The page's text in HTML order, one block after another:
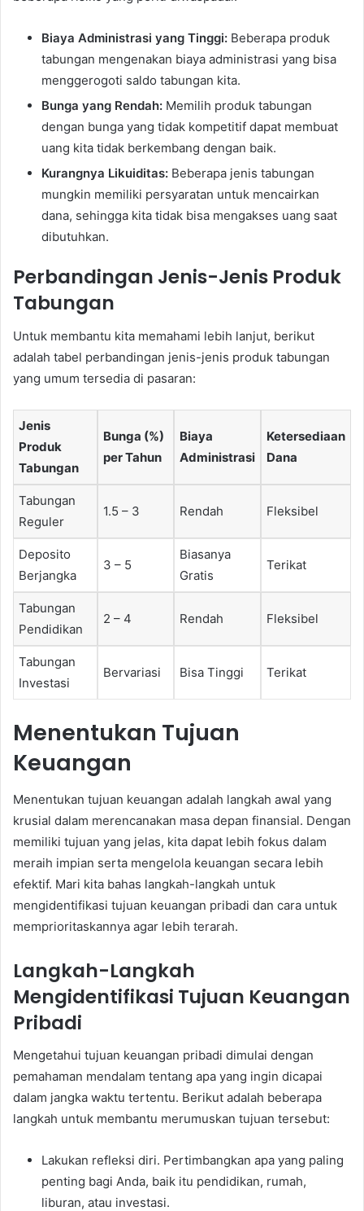
Biaya Administrasi yang Tinggi: Beberapa produk
tabungan mengenakan biaya administrasi yang bisa
menggerogoti saldo tabungan kita.
Bunga yang Rendah: Memilih produk tabungan
dengan bunga yang tidak kompetitif dapat membuat
uang kita tidak berkembang dengan baik.
Kurangnya Likuiditas: Beberapa jenis tabungan
mungkin memiliki persyaratan untuk mencairkan
dana, sehingga kita tidak bisa mengakses uang saat
dibutuhkan.
Perbandingan Jenis-Jenis Produk
Tabungan
Untuk membantu kita memahami lebih lanjut, berikut
adalah tabel perbandingan jenis-jenis produk tabungan
yang umum tersedia di pasaran:
Jenis
Produk
Tabungan
Bunga (%)
per Tahun
Biaya
Administrasi
Ketersediaan
Dana
Tabungan
Reguler
1.5 – 3 Rendah Fleksibel
Deposito
Berjangka
3 – 5
Biasanya
Gratis
Terikat
Tabungan
Pendidikan
2 – 4 Rendah Fleksibel
Tabungan
Investasi
Bervariasi Bisa Tinggi Terikat
Menentukan Tujuan
Keuangan
Menentukan tujuan keuangan adalah langkah awal yang
krusial dalam merencanakan masa depan finansial. Dengan
memiliki tujuan yang jelas, kita dapat lebih fokus dalam
meraih impian serta mengelola keuangan secara lebih
efektif. Mari kita bahas langkah-langkah untuk
mengidentifikasi tujuan keuangan pribadi dan cara untuk
memprioritaskannya agar lebih terarah.
Langkah-Langkah
Mengidentifikasi Tujuan Keuangan
Pribadi
Mengetahui tujuan keuangan pribadi dimulai dengan
pemahaman mendalam tentang apa yang ingin dicapai
dalam jangka waktu tertentu. Berikut adalah beberapa
langkah untuk membantu merumuskan tujuan tersebut:
Lakukan refleksi diri. Pertimbangkan apa yang paling
penting bagi Anda, baik itu pendidikan, rumah,
liburan, atau investasi.